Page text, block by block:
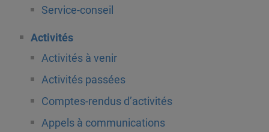
Service-conseil
Activités
Activités à venir
Activités passées
Comptes-rendus d’activités
Appels à communications